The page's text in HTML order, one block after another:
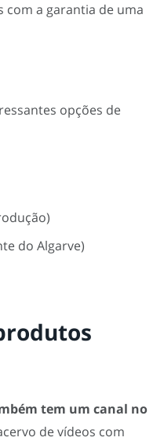
com a garantia de uma
opções de
do Algarve)
tem um canal no
de vídeos com